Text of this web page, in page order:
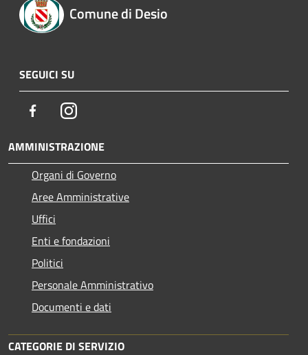
Comune di Desio
SEGUICI SU
FacebookInstagram
AMMINISTRAZIONE
Organi di Governo
Aree Amministrative
Uffici
Enti e fondazioni
Politici
Personale Amministrativo
Documenti e dati
CATEGORIE DI SERVIZIO